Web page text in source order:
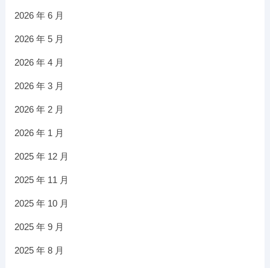
2026 年 6 月
2026 年 5 月
2026 年 4 月
2026 年 3 月
2026 年 2 月
2026 年 1 月
2025 年 12 月
2025 年 11 月
2025 年 10 月
2025 年 9 月
2025 年 8 月